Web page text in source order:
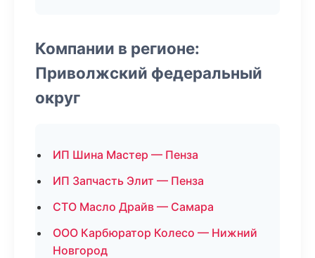
Компании в регионе:
Приволжский федеральный
округ
ИП Шина Мастер — Пенза
ИП Запчасть Элит — Пенза
СТО Масло Драйв — Самара
ООО Карбюратор Колесо — Нижний
Новгород